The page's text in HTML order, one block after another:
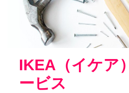
IKEA（イケア
ービス